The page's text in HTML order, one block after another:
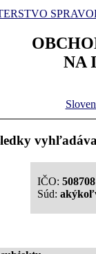
NA
IČO:
Súd: